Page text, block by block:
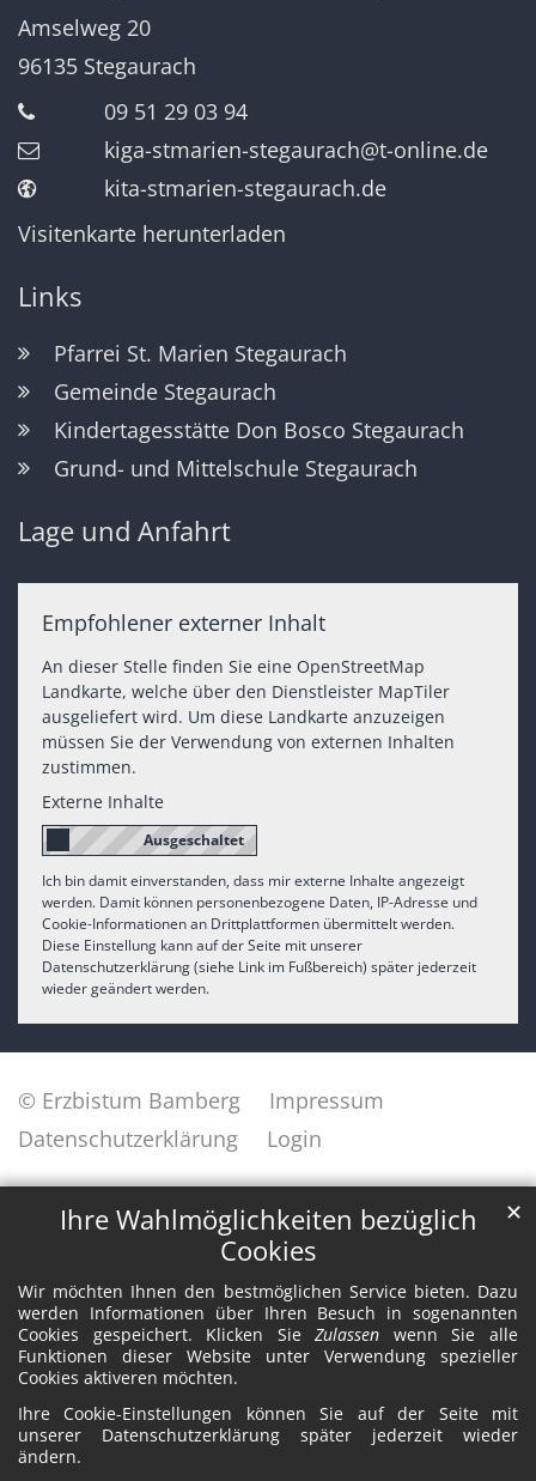
Ihre Wahlmöglichkeiten bezüglich
Cookies
Wir möchten Ihnen den bestmöglichen Service bieten. Dazu
werden Informationen über Ihren Besuch in sogenannten
Cookies gespeichert. Klicken SieZulassen wenn Sie alle
Funktionen dieser Website unter Verwendung spezieller
Cookies aktiveren möchten.
Ihre Cookie-Einstellungen können Sie auf der Seite mit
unserer Datenschutzerklärung später jederzeit wieder
ändern.
✕
Amselweg 20
96135 Stegaurach
09 51 29 03 94
kiga-stmarien-stegaurach@t-online.de
kita-stmarien-stegaurach.de
Visitenkarte herunterladen
Links
Pfarrei St. Marien Stegaurach
Gemeinde Stegaurach
Kindertagesstätte Don Bosco Stegaurach
Grund- und Mittelschule Stegaurach
Lage und Anfahrt
Empfohlener externer Inhalt
An dieser Stelle finden Sie eine OpenStreetMap
Landkarte, welche über den Dienstleister MapTiler
ausgeliefert wird. Um diese Landkarte anzuzeigen
müssen Sie der Verwendung von externen Inhalten
zustimmen.
Externe Inhalte
Ich bin damit einverstanden, dass mir externe Inhalte angezeigt
werden. Damit können personenbezogene Daten, IP-Adresse und
Cookie-Informationen an Drittplattformen übermittelt werden.
Diese Einstellung kann auf der Seite mit unserer
Datenschutzerklärung (siehe Link im Fußbereich) später jederzeit
wieder geändert werden.
© Erzbistum Bamberg
Impressum
Datenschutzerklärung
Login